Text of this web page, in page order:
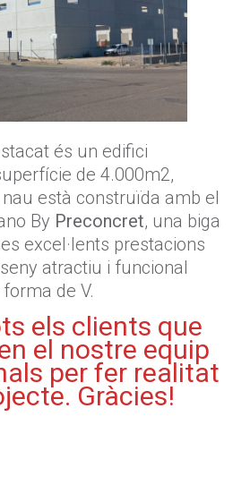
és un edifici
de 4.000m2,
està construïda amb el
By Preconcret, una biga
excel·lents prestacions
atractiu i funcional
de V.
els clients que
el nostre equip
per fer realitat
Gràcies!